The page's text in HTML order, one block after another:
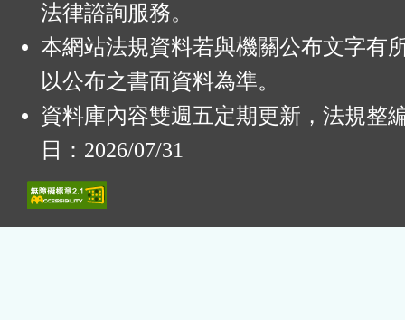
法律諮詢服務。
本網站法規資料若與機關公布文字有
以公布之書面資料為準。
資料庫內容雙週五定期更新，法規整
日：2026/07/31